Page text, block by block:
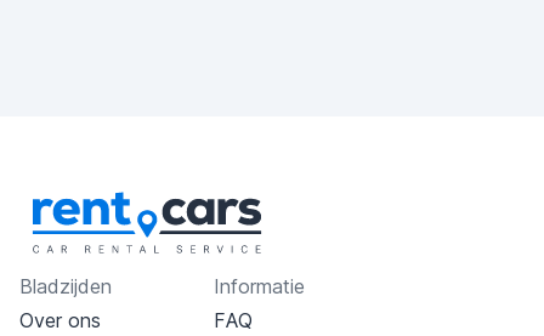
Bladzijden
Over ons
Informatie
FAQ